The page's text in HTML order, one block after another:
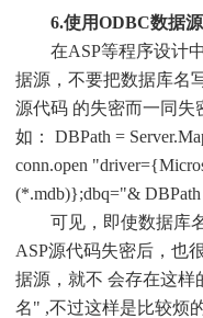
6.使用ODBC数据源
在ASP等程序设计中
据源，不要把数据库名
源代码 的失密而一同失
如： DBPath =
conn.open
(*.mdb)};dbq="& DBPath
可见，即使数据库名
ASP源代码失密后，也
据源，就不 会存在这样
名" ,不过这样是比较烦